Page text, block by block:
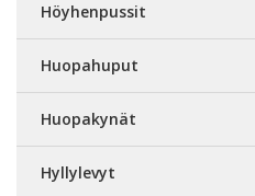
Höyhenpussit
Huopahuput
Huopakynät
Hyllylevyt